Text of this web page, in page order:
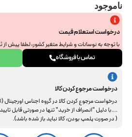
ناموجود
درخواست استعلام قیمت
با توجه به نوسانات و شرایط متغیر کشور، لطفا پیش
جهت استعلام نهایی با ما هماهنگ فرمایید. از
تماس با فروشگاه
درخواست مرجوع کردن کالا
....با دلیل "انصراف از خرید" تنها در صورتی قابل
( در صورت پلمپ بودن، کالا نباید باز شده باشد).